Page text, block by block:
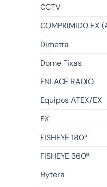
CCTV
COMPRIMIDO EX
Dimetra
Dome Fixas
ENLACE RADIO
Equipos ATEX/EX
EX
FISHEYE 180º
FISHEYE 360º
Hytera